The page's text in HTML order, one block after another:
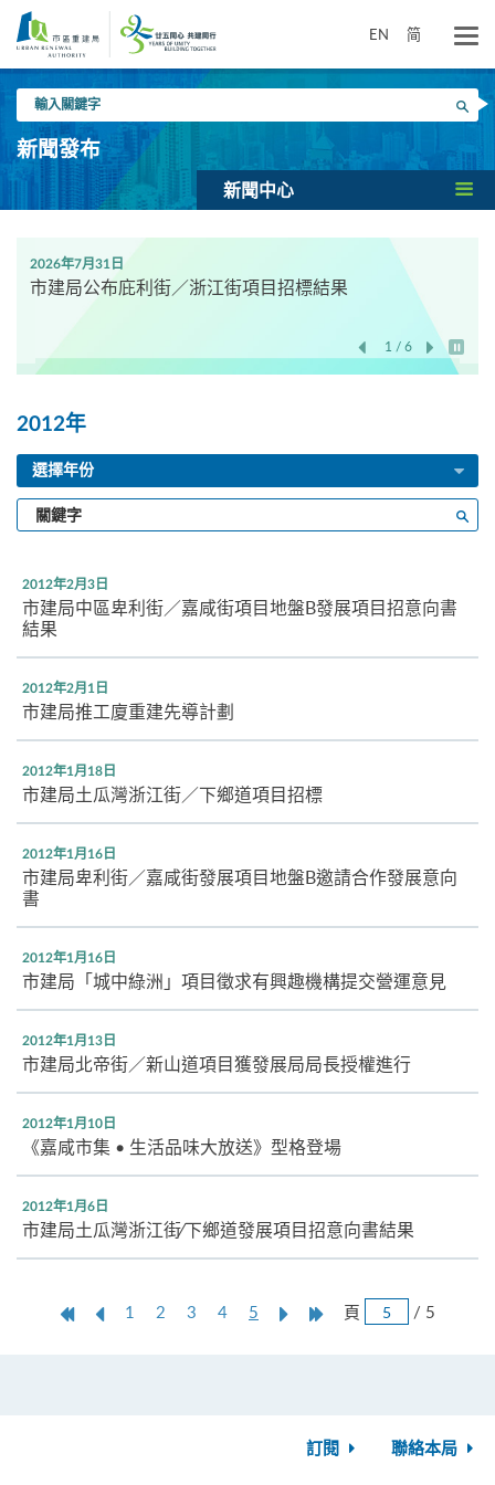
要
EN 简
入
關
鍵
搜尋
新聞發布
新聞中心
2026年7月31日
市建局公布庇利街／浙江街項目招標結果
1 / 6
開始/
2012年
選擇年份
輸
入
鍵
字
2012年2月3日
市建局中區卑利街／嘉咸街項目地盤B發展項目招意向書
結果
2012年2月1日
市建局推工廈重建先導計劃
2012年1月18日
市建局土瓜灣浙江街／下鄉道項目招標
2012年1月16日
市建局卑利街／嘉咸街發展項目地盤B邀請合作發展意向
書
2012年1月16日
市建局「城中綠洲」項目徵求有興趣機構提交營運意見
2012年1月13日
市建局北帝街／新山道項目獲發展局局長授權進行
2012年1月10日
《嘉咸市集 • 生活品味大放送》型格登場
2012年1月6日
市建局土瓜灣浙江街∕下鄉道發展項目招意向書結果
第
上
1 2 3 4 5
NextLast頁 / 5
訂閱 聯絡本局